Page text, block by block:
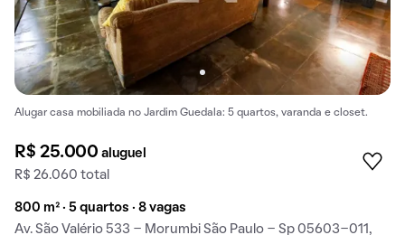
Alugar casa mobiliada no Jardim Guedala: 5 quartos, varanda e closet.
R$ 25.000aluguel
R$ 26.060 total
800 m² · 5 quartos · 8 vagas
Av. São Valério 533 - Morumbi São Paulo - Sp 05603-011,